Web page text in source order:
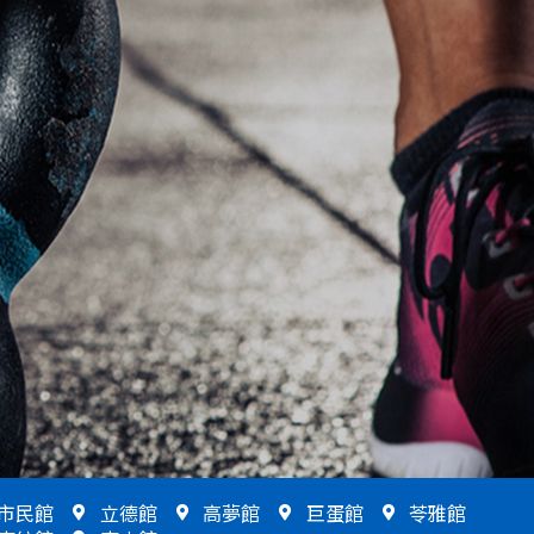
民館 立德館 高夢館 巨蛋館
苓雅館